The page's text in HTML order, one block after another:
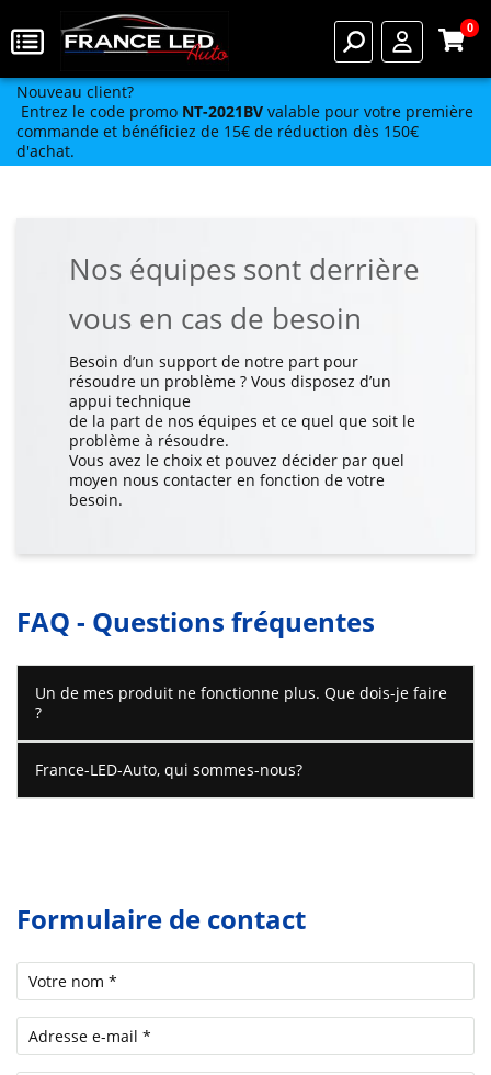
0
Nouveau client?
Entrez le code promo NT-2021BV valable pour votre première
commande et bénéficiez de 15€ de réduction dès 150€
d'achat.
Nos équipes sont derrière
vous en cas de besoin
Besoin d’un support de notre part pour
résoudre un problème ? Vous disposez d’un
appui technique
de la part de nos équipes et ce quel que soit le
problème à résoudre.
Vous avez le choix et pouvez décider par quel
moyen nous contacter en fonction de votre
besoin.
FAQ - Questions fréquentes
Un de mes produit ne fonctionne plus. Que dois-je faire
?
France-LED-Auto, qui sommes-nous?
Formulaire de contact